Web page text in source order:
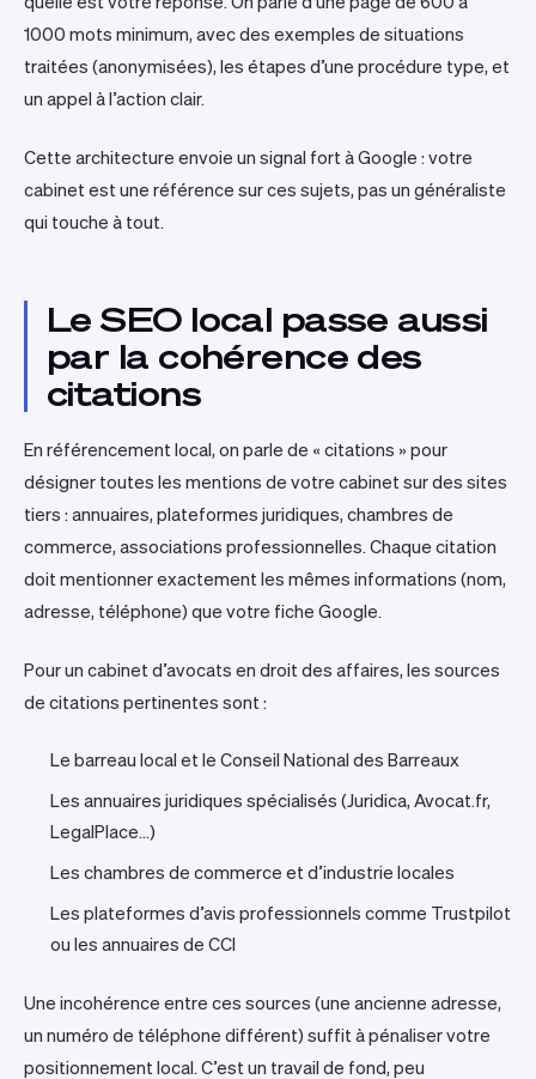
1000 mots minimum, avec des exemples de situations
traitées (anonymisées), les étapes d’une procédure type, et
un appel à l’action clair.
Cette architecture envoie un signal fort à Google : votre
cabinet est une référence sur ces sujets, pas un généraliste
qui touche à tout.
Le SEO local passe aussi
par la cohérence des
citations
En référencement local, on parle de « citations » pour
désigner toutes les mentions de votre cabinet sur des sites
tiers : annuaires, plateformes juridiques, chambres de
commerce, associations professionnelles. Chaque citation
doit mentionner exactement les mêmes informations (nom,
adresse, téléphone) que votre fiche Google.
Pour un cabinet d’avocats en droit des affaires, les sources
de citations pertinentes sont :
Le barreau local et le Conseil National des Barreaux
Les annuaires juridiques spécialisés (Juridica, Avocat.fr,
LegalPlace…)
Les chambres de commerce et d’industrie locales
Les plateformes d’avis professionnels comme Trustpilot
ou les annuaires de CCI
Une incohérence entre ces sources (une ancienne adresse,
un numéro de téléphone différent) suffit à pénaliser votre
positionnement local. C’est un travail de fond, peu